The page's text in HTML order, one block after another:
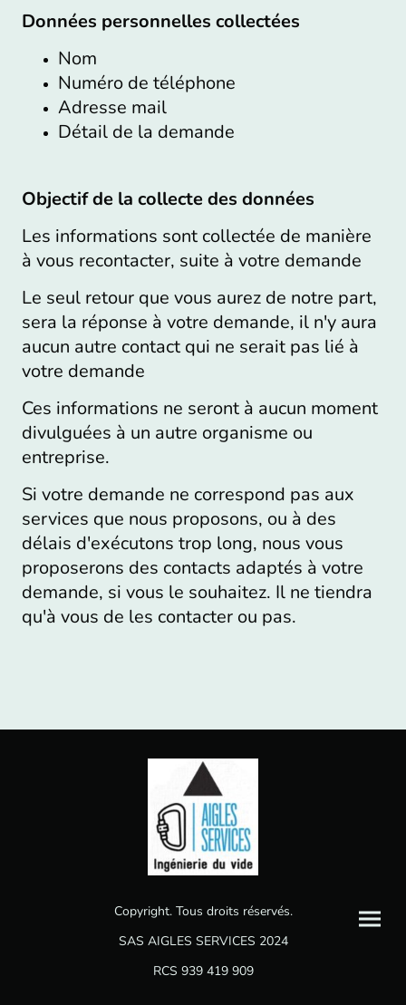
Données personnelles collectées
Nom
Numéro de téléphone
Adresse mail
Détail de la demande
Objectif de la collecte des données
Les informations sont collectée de manière
à vous recontacter, suite à votre demande
Le seul retour que vous aurez de notre part,
sera la réponse à votre demande, il n'y aura
aucun autre contact qui ne serait pas lié à
votre demande
Ces informations ne seront à aucun moment
divulguées à un autre organisme ou
entreprise.
Si votre demande ne correspond pas aux
services que nous proposons, ou à des
délais d'exécutons trop long, nous vous
proposerons des contacts adaptés à votre
demande, si vous le souhaitez. Il ne tiendra
qu'à vous de les contacter ou pas.
Copyright. Tous droits réservés.
SAS AIGLES SERVICES 2024
RCS 939 419 909